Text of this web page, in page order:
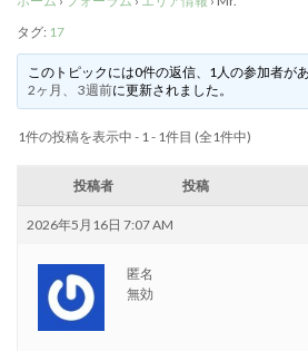
タグ: 17
このトピックには0件の返信、1人の参加者が
2ヶ月、 3週前に更新されました。
1件の投稿を表示中 - 1 - 1件目 (全1件中)
投稿者 投稿
2026年5月16日 7:07 AM
匿名
無効